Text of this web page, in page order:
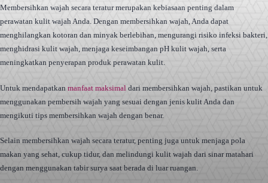
Membersihkan wajah secara teratur merupakan kebiasaan penting dalam
perawatan kulit wajah Anda. Dengan membersihkan wajah, Anda dapat
menghilangkan kotoran dan minyak berlebihan, mengurangi risiko infeksi bakteri,
menghidrasi kulit wajah, menjaga keseimbangan pH kulit wajah, serta
meningkatkan penyerapan produk perawatan kulit.
Untuk mendapatkan manfaat maksimal dari membersihkan wajah, pastikan untuk
menggunakan pembersih wajah yang sesuai dengan jenis kulit Anda dan
mengikuti tips membersihkan wajah dengan benar.
Selain membersihkan wajah secara teratur, penting juga untuk menjaga pola
makan yang sehat, cukup tidur, dan melindungi kulit wajah dari sinar matahari
dengan menggunakan tabir surya saat berada di luar ruangan.